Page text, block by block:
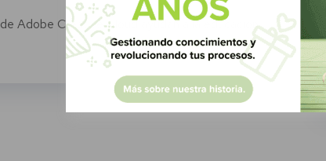
Adobe Creative Cloud ayudan a la educación